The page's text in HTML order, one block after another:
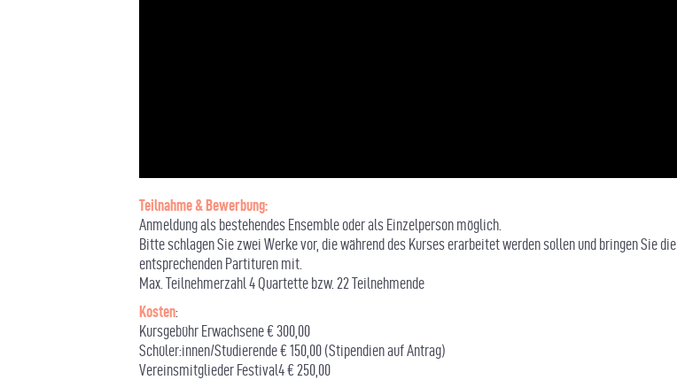
Teilnahme & Bewerbung:
Anmeldung als bestehendes Ensemble oder als Einzelperson möglich.
Bitte schlagen Sie zwei Werke vor, die während des Kurses erarbeitet werden sollen und bringen Sie die
entsprechenden Partituren mit.
Max. Teilnehmerzahl 4 Quartette bzw. 22 Teilnehmende
Kosten:
Kursgebühr Erwachsene € 300,00
Schüler:innen/Studierende € 150,00 (Stipendien auf Antrag)
Vereinsmitglieder Festival4 € 250,00